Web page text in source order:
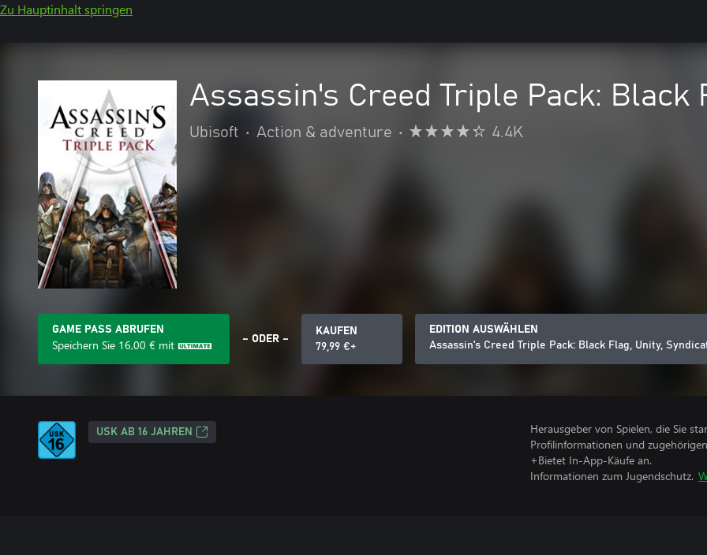
Zu Hauptinhalt springen
Assassin's Creed Triple Pack: Black
Ubisoft • Action & adventure • 4.4K
GAME PASS ABRUFEN
Speichern Sie 16,00 € mit – ODER –
KAUFEN
79,99 €+
EDITION AUSWÄHLEN
Assassin's Creed Triple Pack: Black Flag, Unity,
USK AB 16 JAHREN
Herausgeber von Spielen, die Sie
Profilinformationen und
+Bietet In-App-Käufe an.
Informationen zum Jugendschutz.